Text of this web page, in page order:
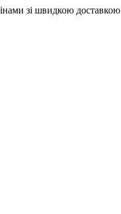
зі швидкою доставкою